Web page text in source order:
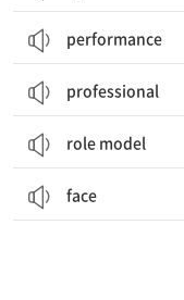
performance
professional
role model
face